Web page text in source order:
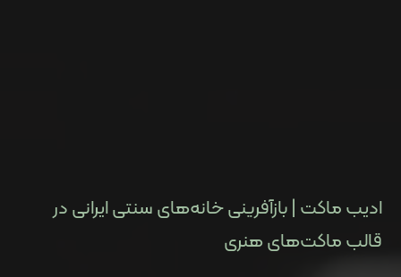
ادیب ماکت | بازآفرینی خانه‌های سنتی ایرانی در
قالب ماکت‌های هنری